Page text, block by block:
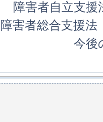
障害者自立支
障害者総合支援
今後